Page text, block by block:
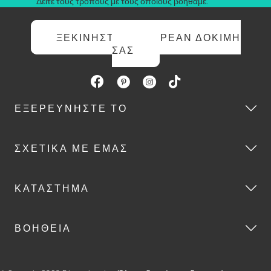
ΞΕΚΙΝΉΣΤΕ ΤΗ ΔΩΡΕΆΝ ΔΟΚΙΜΉ
ΣΑΣ
ΕΞΕΡΕΥΝΉΣΤΕ ΤΟ
ΣΧΕΤΙΚΆ ΜΕ ΕΜΆΣ
ΚΑΤΆΣΤΗΜΑ
ΒΟΉΘΕΙΑ